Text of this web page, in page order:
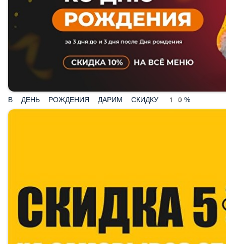
В ДЕНЬ РОЖДЕНИЯ ДАРИМ СКИДКУ 10%